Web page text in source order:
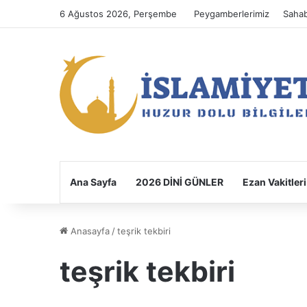
6 Ağustos 2026, Perşembe Peygamberlerimiz
Ana Sayfa 2026 DİNİ GÜNLER Ezan Vakitleri
Anasayfa /teşrik tekbiri
teşrik tekbiri